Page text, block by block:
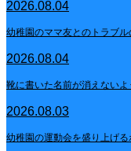
2026.08.04
幼稚園のママ友とのトラブ
2026.08.04
靴に書いた名前が消えない
2026.08.03
幼稚園の運動会を盛り上げ